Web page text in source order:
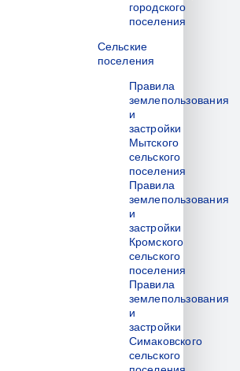
городского
поселения
Сельские
поселения
Правила
землепользования
и
застройки
Мытского
сельского
поселения
Правила
землепользования
и
застройки
Кромского
сельского
поселения
Правила
землепользования
и
застройки
Симаковского
сельского